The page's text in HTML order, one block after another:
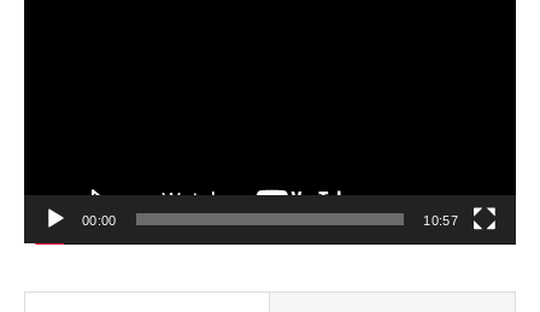
00:00 10:57